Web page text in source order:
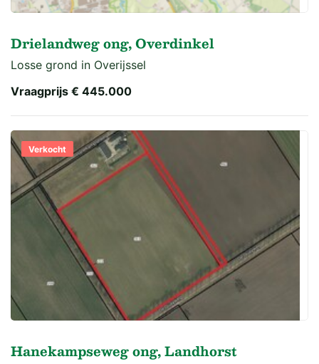
Drielandweg ong, Overdinkel
Losse grond in Overijssel
Vraagprijs € 445.000
Verkocht
Hanekampseweg ong, Landhorst